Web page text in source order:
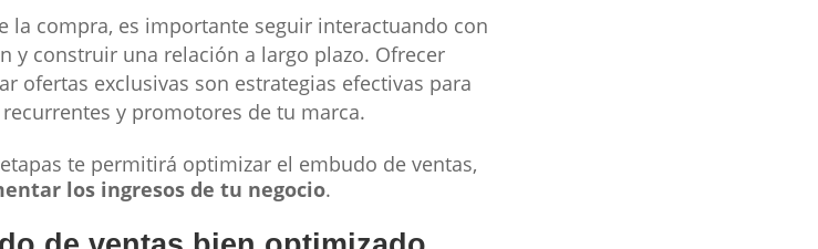
la compra, es importante seguir interactuando con
y construir una relación a largo plazo. Ofrecer
ofertas exclusivas son estrategias efectivas para
y promotores de tu marca.
te permitirá optimizar el embudo de ventas,
los ingresos de tu negocio.